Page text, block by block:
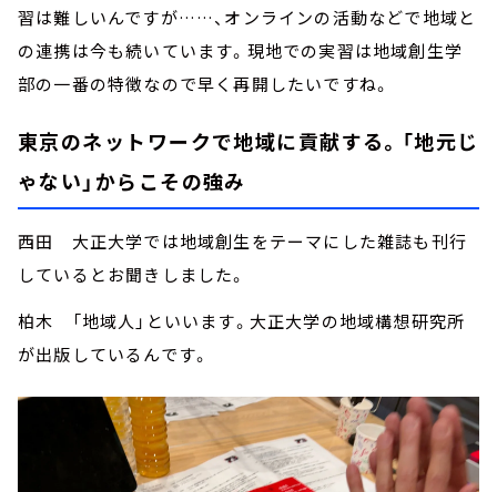
習は難しいんですが……、オンラインの活動などで地域と
の連携は今も続いています。現地での実習は地域創生学
部の一番の特徴なので早く再開したいですね。
東京のネットワークで地域に貢献する。「地元じ
ゃない」からこその強み
西田 大正大学では地域創生をテーマにした雑誌も刊行
しているとお聞きしました。
柏木 「地域人」といいます。大正大学の地域構想研究所
が出版しているんです。